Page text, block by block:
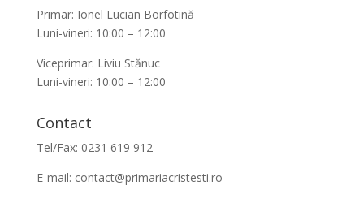
Primar: Ionel Lucian Borfotină
Luni-vineri: 10:00 – 12:00
Viceprimar: Liviu Stănuc
Luni-vineri: 10:00 – 12:00
Contact
Tel/Fax: 0231 619 912
E-mail: contact@primariacristesti.ro